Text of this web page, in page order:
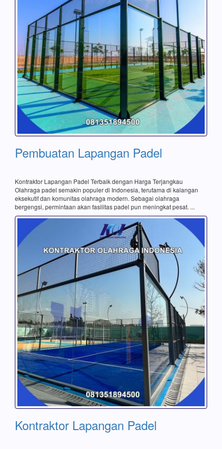
Pembuatan Lapangan Padel
Kontraktor Lapangan Padel Terbaik dengan Harga Terjangkau
Olahraga padel semakin populer di Indonesia, terutama di kalangan
eksekutif dan komunitas olahraga modern. Sebagai olahraga
bergengsi, permintaan akan fasilitas padel pun meningkat pesat. ...
Kontraktor Lapangan Padel